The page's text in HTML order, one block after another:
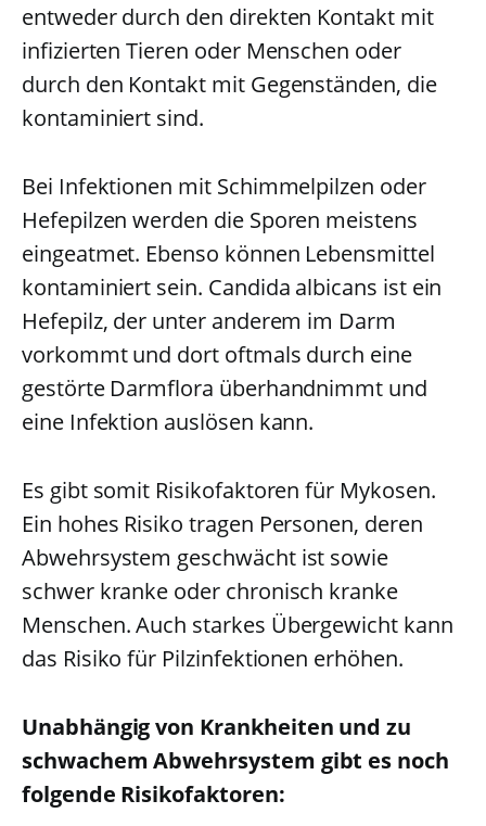
entweder durch den direkten Kontakt mit
infizierten Tieren oder Menschen oder
durch den Kontakt mit Gegenständen, die
kontaminiert sind.
Bei Infektionen mit Schimmelpilzen oder
Hefepilzen werden die Sporen meistens
eingeatmet. Ebenso können Lebensmittel
kontaminiert sein. Candida albicans ist ein
Hefepilz, der unter anderem im Darm
vorkommt und dort oftmals durch eine
gestörte Darmflora überhandnimmt und
eine Infektion auslösen kann.
Es gibt somit Risikofaktoren für Mykosen.
Ein hohes Risiko tragen Personen, deren
Abwehrsystem geschwächt ist sowie
schwer kranke oder chronisch kranke
Menschen. Auch starkes Übergewicht kann
das Risiko für Pilzinfektionen erhöhen.
Unabhängig von Krankheiten und zu
schwachem Abwehrsystem gibt es noch
folgende Risikofaktoren: